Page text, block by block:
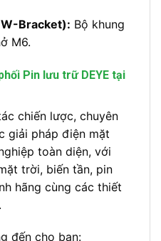
Bracket): Bộ khung
M6.
Pin lưu trữ DEYE tại
chiến lược, chuyên
giải pháp điện mặt
toàn diện, với
trời, biến tần, pin
hãng cùng các thiết
đến cho bạn: